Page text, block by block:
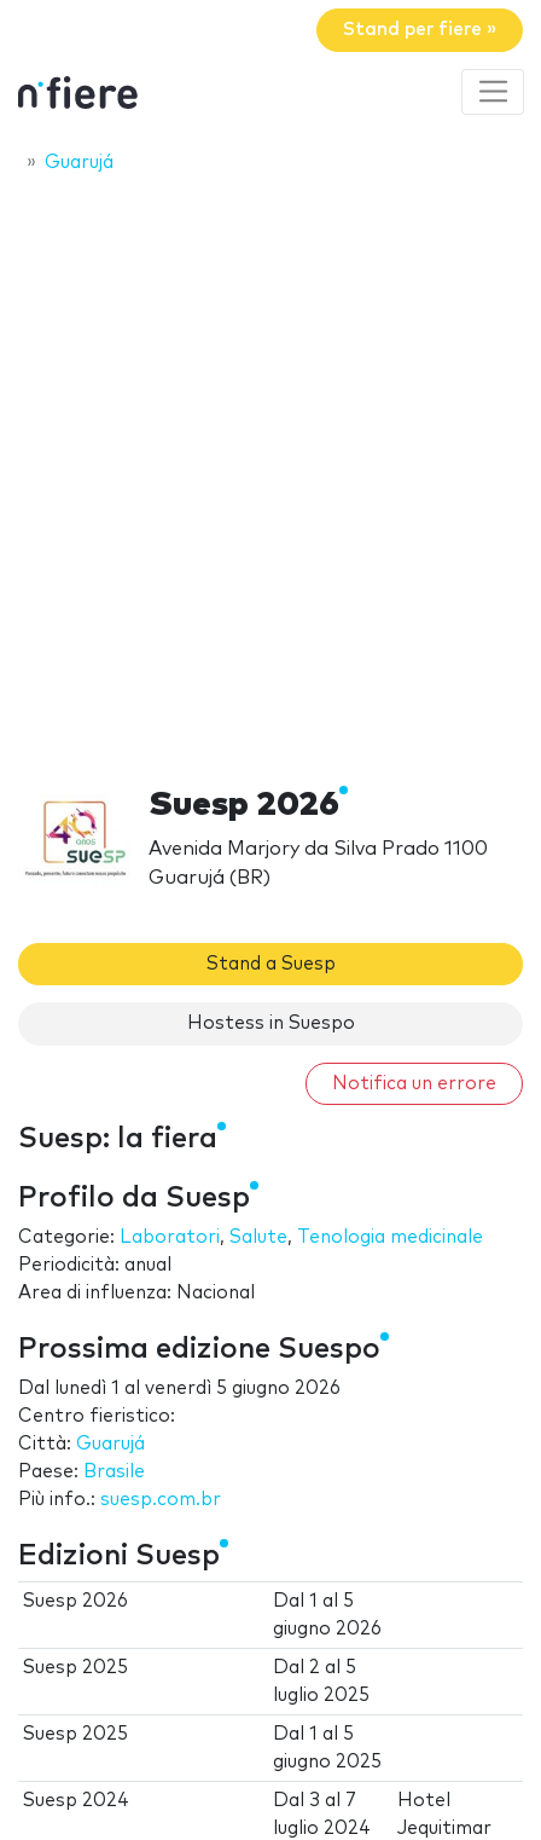
Stand per fiere »
Guarujá
Suesp 2026
Avenida Marjory da Silva Prado 1100
Guarujá (BR)
Stand a Suesp
Hostess in Suespo
Notifica un errore
Suesp: la fiera
Profilo da Suesp
Categorie: Laboratori, Salute,
Tenologia medicinale
Periodicità: anual
Area di influenza: Nacional
Prossima edizione Suespo
Dal lunedì 1 al venerdì 5 giugno 2026
Centro fieristico:
Città: Guarujá
Paese: Brasile
Più info.: suesp.com.br
Edizioni Suesp
Suesp 2026 Dal1 al 5
giugno 2026
Suesp 2025 Dal 2 al 5
luglio 2025
Suesp 2025 Dal1 al 5
giugno 2025
Suesp 2024 Dal 3 al
7
luglio 2024
Hotel
Jequitimar